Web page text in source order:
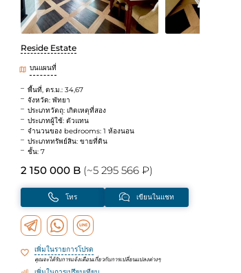
Reside Estate
บนแผนที่
พื้นที่, ตร.ม.: 34,67
จังหวัด: พัทยา
ประเภทวัตถุ: เกิดเหตุที่สอง
ประเภทผู้ใช้: ตัวแทน
จำนวนของ bedrooms: 1 ห้องนอน
ประเภททรัพย์สิน: ขายที่ดิน
ชั้น: 7
2 150 000 B (~5 295 566 ₽)
โทร เขียนในแชท
เพิ่มในรายการโปรด
คุณจะได้รับการแจ้งเตือนเกี่ยวกับการเปลี่ยนแปลงต่างๆ